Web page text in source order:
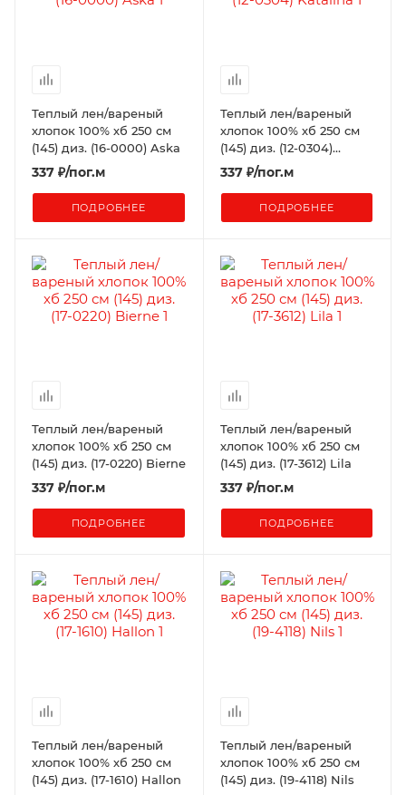
Теплый лен/вареный
хлопок 100% хб 250 см
(145) диз. (16-0000) Aska
337 ₽/пог.м
ПОДРОБНЕЕ
Теплый лен/вареный
хлопок 100% хб 250 см
(145) диз. (12-0304)
Katalina
337₽/пог.м
ПОДРОБНЕЕ
Теплый лен/вареный
хлопок 100% хб 250 см
(145) диз. (17-0220) Bierne
337 ₽/пог.м
ПОДРОБНЕЕ
Теплый лен/вареный
хлопок 100% хб 250 см
(145) диз. (17-3612) Lila
337₽/пог.м
ПОДРОБНЕЕ
Теплый лен/вареный
хлопок 100% хб 250 см
(145) диз. (17-1610) Hallon
Теплый лен/вареный
хлопок 100% хб 250 см
(145) диз. (19-4118) Nils